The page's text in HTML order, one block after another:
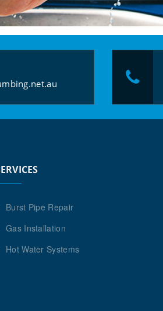
Burst Pipe Repair
Gas Installation
Hot Water Systems